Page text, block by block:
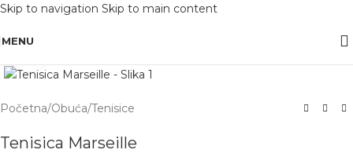
Skip to navigation Skip to main content
OBAVIJEST: Maloprodaja je zatvorena od 10.12. -13.12.2025 radi inventure.
MENU
Početna/Obuća/Tenisice
Tenisica Marseille